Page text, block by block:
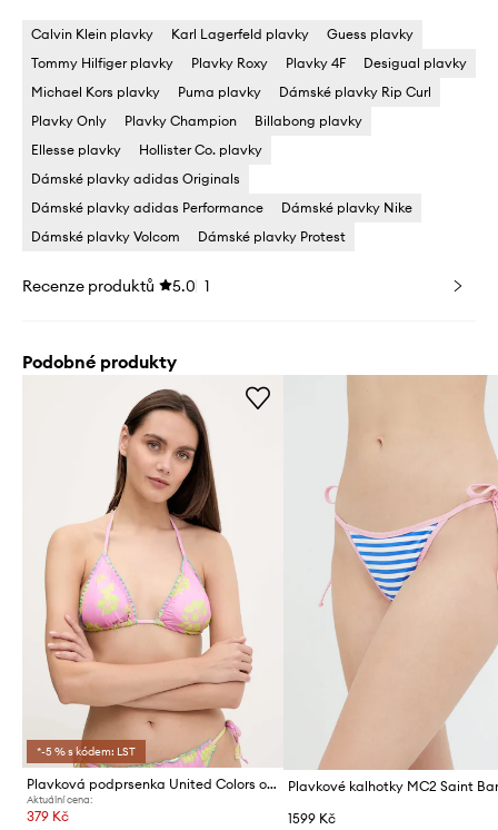
Calvin Klein plavky Karl Lagerfeld plavky
Guess plavky
Tommy Hilfiger plavky
Plavky Roxy Plavky 4F
Desigual plavky
Michael Kors plavky
Puma plavky
Dámské plavky Rip Curl
Plavky Only
Plavky Champion
Billabong plavky
Ellesse plavky
Hollister Co. plavky
Dámské plavky adidas Originals
Dámské plavky adidas Performance
Dámské plavky Nike
Dámské plavky Volcom
Dámské plavky Protest
Recenze produktů 5.0 1
Podobné produkty
*-5 % s kódem: LST
Plavková podprsenka United Colors of Benetton
Aktuální cena:
379 Kč
Plavkové kalhotky MC2 Saint
1599 Kč